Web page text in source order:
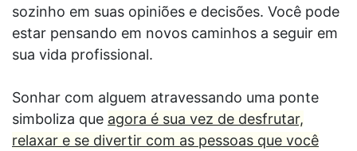
sozinho em suas opiniões e decisões. Você pode
estar pensando em novos caminhos a seguir em
sua vida profissional.
Sonhar com alguem atravessando uma ponte
simboliza que agora é sua vez de desfrutar,
relaxar e se divertir com as pessoas que você